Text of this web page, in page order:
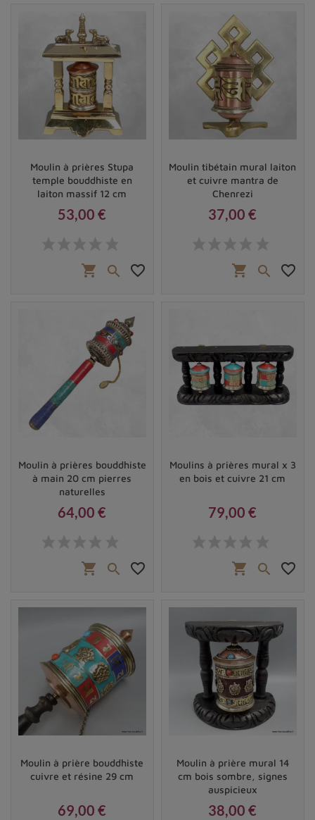
Moulin à prières Stupa
temple bouddhiste en
laiton massif 12 cm
53,00 €
shopping_cart  favorite_border
Moulin tibétain mural laiton
et cuivre mantra de
Chenrezi
37,00 €
shopping_cart  favorite_border
Moulin à prières bouddhiste
à main 20 cm pierres
naturelles
64,00 €
shopping_cart  favorite_border
Moulins à prières mural x 3
en bois et cuivre 21 cm
79,00 €
shopping_cart  favorite_border
Moulin à prière bouddhiste
cuivre et résine 29 cm
69,00 €
Moulin à prière mural 14
cm bois sombre, signes
auspicieux
38,00 €